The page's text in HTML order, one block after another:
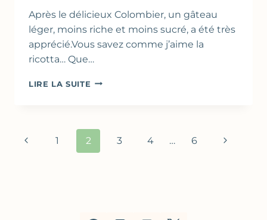
Après le délicieux Colombier, un gâteau
léger, moins riche et moins sucré, a été très
apprécié.Vous savez comme j’aime la
ricotta… Que…
LIRE LA SUITE GÂTEAU
&
FRAMBOISE
Navigation
Page
1 2 3 4 … 6
Page